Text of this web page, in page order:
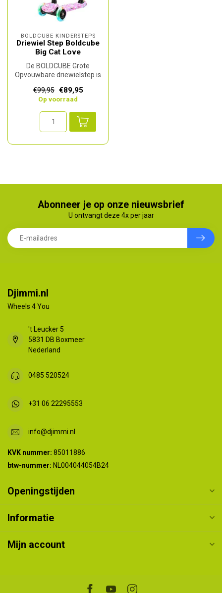
BOLDCUBE KINDERSTEPS
Driewiel Step Boldcube
Big Cat Love
De BOLDCUBE Grote
Opvouwbare driewielstep is
kinderen vanaf...
€99,95 €89,95
Op voorraad
Abonneer je op onze nieuwsbrief
U ontvangt deze 4x per jaar
Djimmi.nl
Wheels 4 You
't Leucker 5
5831 DB Boxmeer
Nederland
0485 520524
+31 06 22295553
info@djimmi.nl
KVK nummer: 85011886
btw-nummer: NL004044054B24
Openingstijden
Informatie
Mijn account